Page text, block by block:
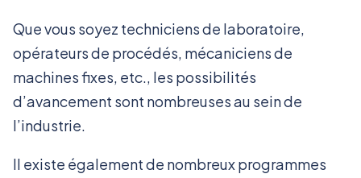
Que vous soyez techniciens de laboratoire,
opérateurs de procédés, mécaniciens de
machines fixes, etc., les possibilités
d’avancement sont nombreuses au sein de
l’industrie.
Il existe également de nombreux programmes